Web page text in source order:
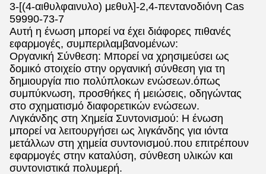
3-[(4-αιθυλφαινυλο) μεθυλ]-2,4-πεντανοδιόνη Cas
59990-73-7
Αυτή η ένωση μπορεί να έχει διάφορες πιθανές
εφαρμογές, συμπεριλαμβανομένων:
Οργανική Σύνθεση: Μπορεί να χρησιμεύσει ως
δομικό στοιχείο στην οργανική σύνθεση για τη
δημιουργία πιο πολύπλοκων ενώσεων.όπως
συμπύκνωση, προσθήκες ή μειώσεις, οδηγώντας
στο σχηματισμό διαφορετικών ενώσεων.
Λιγκάνδης στη Χημεία Συντονισμού: Η ένωση
μπορεί να λειτουργήσει ως λιγκάνδης για ιόντα
μετάλλων στη χημεία συντονισμού.που επιτρέπουν
εφαρμογές στην καταλύση, σύνθεση υλικών και
συντονιστικά πολυμερή.